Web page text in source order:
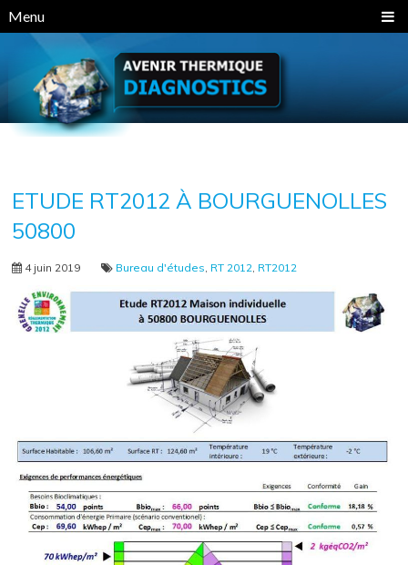
Menu
ETUDE RT2012 À BOURGUENOLLES
50800
4 juin 2019 Bureau d'études RT 2012 RT2012
Panneau de gestion des cookies